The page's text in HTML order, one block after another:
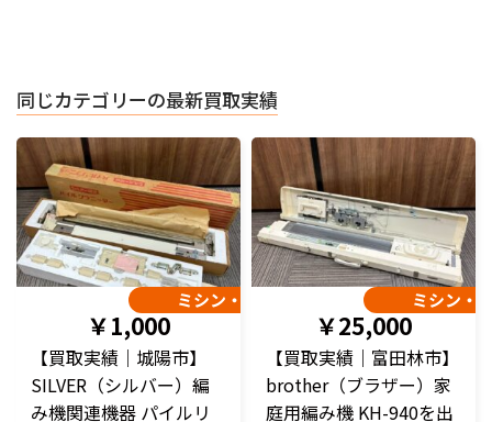
同じカテゴリーの最新買取実績
ミシン・編み機
￥1,000
【買取実績｜城陽市】
SILVER（シルバー）編
み機関連機器 パイルリ
ミシン・
￥25,000
【買取実績｜富田林市】
brother（ブラザー）家
庭用編み機 KH-940を出